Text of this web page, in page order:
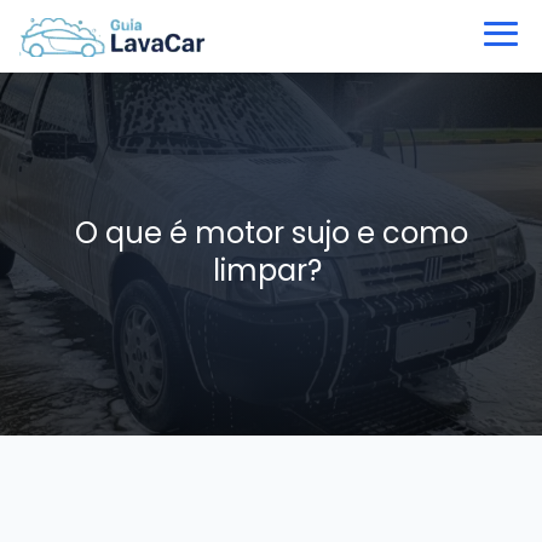
O que é motor sujo e como
limpar?